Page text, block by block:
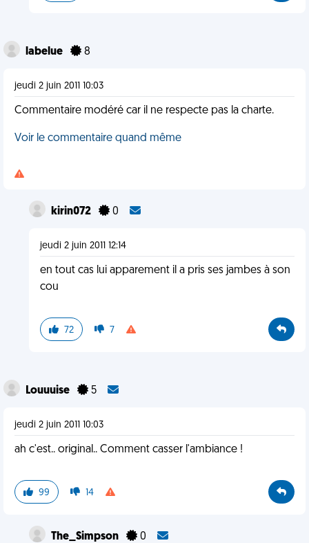
labelue 8
jeudi 2 juin 2011 10:03
Commentaire modéré car il ne respecte pas la charte.
Voir le commentaire quand même
kirin072 0
jeudi 2 juin 2011 12:14
en tout cas lui apparement il a pris ses jambes à son
cou
72 7
Louuuise 5
jeudi 2 juin 2011 10:03
ah c'est.. original.. Comment casser l'ambiance !
99 14
The_Simpson 0